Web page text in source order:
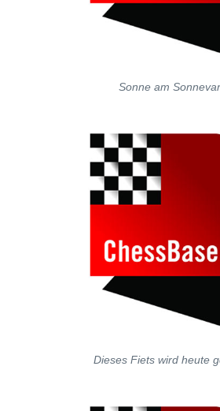
Sonne am
Dieses Fiets wird heute